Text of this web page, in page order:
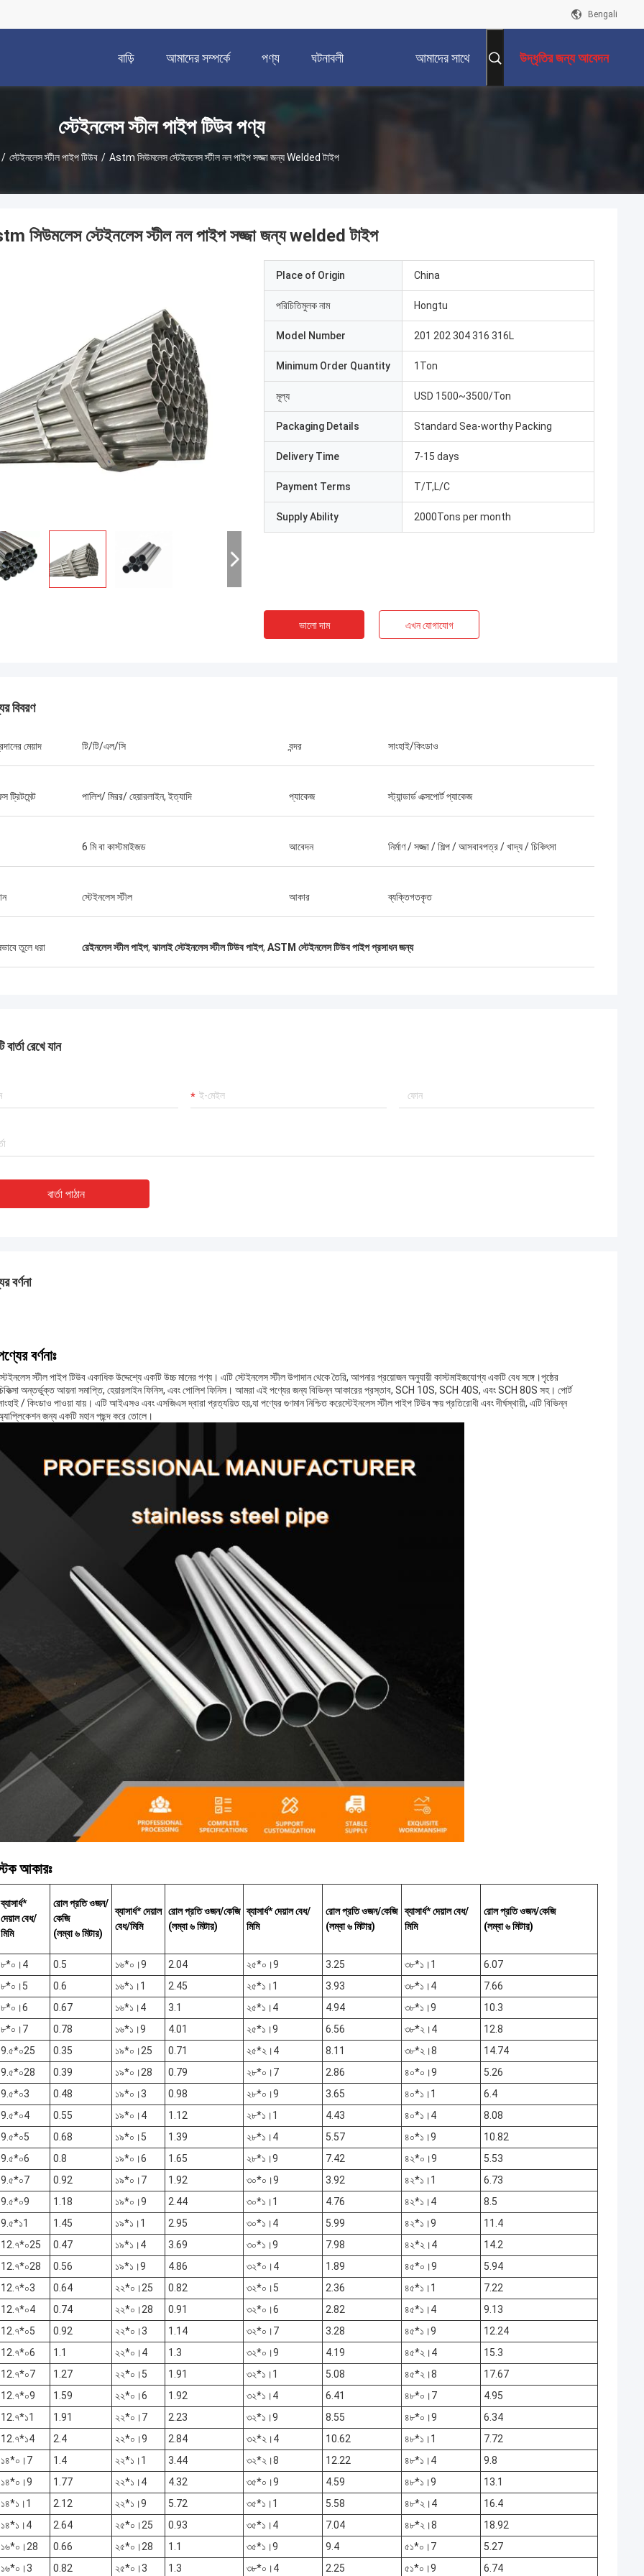
Bengali
বাড়ি আমাদের সম্পর্কে পণ্য ঘটনাবলী আমাদের সাথে উদ্ধৃতির জন্য আবেদন
স্টেইনলেস স্টীল পাইপ টিউব পণ্য
/ স্টেইনলেস স্টীল পাইপ টিউব / Astm সিউমলেস স্টেইনলেস স্টীল নল পাইপ সজ্জা জন্য Welded টাইপ
সিউমলেস স্টেইনলেস স্টীল নল পাইপ সজ্জা জন্য welded টাইপ
Place of Origin China
পরিচিতিমুলক নাম Hongtu
Model Number 201 202 304 316 316L
Minimum Order Quantity 1Ton
মূল্য USD 1500~3500/Ton
Packaging Details Standard Sea-worthy Packing
Delivery Time 7-15 days
Payment Terms T/T,L/C
Supply Ability 2000Tons per month
ভালো দাম এখন যোগাযোগ
বিবরণ
মেয়াদ টি/টি/এল/সি বন্দর সাংহাই/কিংডাও
ট্রিটমেন্ট পালিশ/ মিরর/ হেয়ারলাইন, ইত্যাদি প্যাকেজ স্ট্যান্ডার্ড এক্সপোর্ট প্যাকেজ
6 মি বা কাস্টমাইজড আবেদন নির্মাণ / সজ্জা / শিল্প / আসবাবপত্র / খাদ্য / চিকিৎসা
স্টেইনলেস স্টীল আকার ব্যক্তিগতকৃত
তুলে ধরা রেইনলেস স্টীল পাইপ, ঝালাই স্টেইনলেস স্টীল টিউব পাইপ, ASTM স্টেইনলেস টিউব পাইপ প্রসাধন জন্য
বার্তা রেখে যান
বার্তা পাঠান
বর্ণনা
বর্ণনাঃ
স্টীল পাইপ টিউব একাধিক উদ্দেশ্যে একটি উচ্চ মানের পণ্য। এটি স্টেইনলেস স্টীল উপাদান থেকে তৈরি, আপনার প্রয়োজন অনুযায়ী কাস্টমাইজযোগ্য একটি বেধ সঙ্গে।পৃষ্ঠের
অন্তর্ভুক্ত আয়না সমাপ্তি, হেয়ারলাইন ফিনিস, এবং পোলিশ ফিনিস। আমরা এই পণ্যের জন্য বিভিন্ন আকারের প্রস্তাব, SCH 10S, SCH 40S, এবং SCH 80S সহ। পোর্ট
/ কিংডাও পাওয়া যায়। এটি আইএসও এবং এসজিএস দ্বারা প্রত্যয়িত হয়,যা পণ্যের গুণমান নিশ্চিত করেস্টেইনলেস স্টীল পাইপ টিউব ক্ষয় প্রতিরোধী এবং দীর্ঘস্থায়ী, এটি বিভিন্ন
জন্য একটি মহান পছন্দ করে তোলে।
আকারঃ
ব্যাসার্ধ*
দেয়াল বেধ/
মিমি
রোল প্রতি ওজন/
কেজি
(লম্বা ৬ মিটার)
ব্যাসার্ধ* দেয়াল
বেধ/মিমি
রোল প্রতি ওজন/কেজি
(লম্বা ৬ মিটার)
ব্যাসার্ধ* দেয়াল বেধ/
মিমি
রোল প্রতি ওজন/কেজি
(লম্বা ৬ মিটার)
ব্যাসার্ধ* দেয়াল বেধ/
মিমি
রোল প্রতি ওজন/কেজি
(লম্বা ৬ মিটার)
৮*০।4 0.5 ১৬*০।9 2.04 ২৫*০।9 3.25 ৩৮*১।1
6.07
৮*০।5
0.6 ১৬*১।1 2.45 ২৫*১।1 3.93 ৩৮*১।4
7.66
৮*০।6
0.67 ১৬*১।4 3.1 ২৫*১।4 4.94 ৩৮*১।9
10.3
৮*০।7
0.78 ১৬*১।9 4.01 ২৫*১।9 6.56 ৩৮*২।4
12.8
9.৫*০25
0.35 ১৯*০।25 0.71 ২৫*২।4 8.11 ৩৮*২।8
14.74
9.৫*০28
0.39 ১৯*০।28 0.79 ২৮*০।7 2.86 ৪০*০।9
5.26
9.৫*০3
0.48 ১৯*০।3 0.98 ২৮*০।9 3.65 ৪০*১।1
6.4
9.৫*০4
0.55 ১৯*০।4 1.12 ২৮*১।1 4.43 ৪০*১।4
8.08
9.৫*০5
0.68 ১৯*০।5 1.39 ২৮*১।4 5.57 ৪০*১।9
10.82
9.৫*০6
0.8 ১৯*০।6 1.65 ২৮*১।9 7.42 ৪২*০।9
5.53
9.৫*০7
0.92 ১৯*০।7 1.92 ৩০*০।9 3.92 ৪২*১।1
6.73
9.৫*০9
1.18 ১৯*০।9 2.44 ৩০*১।1 4.76 ৪২*১।4
8.5
9.৫*১1
1.45 ১৯*১।1 2.95 ৩০*১।4 5.99 ৪২*১।9
11.4
12.৭*০25
0.47 ১৯*১।4 3.69 ৩০*১।9 7.98 ৪২*২।4
14.2
12.৭*০28
0.56 ১৯*১।9 4.86 ৩২*০।4 1.89 ৪৫*০।9
5.94
12.৭*০3
0.64 ২২*০।25 0.82 ৩২*০।5 2.36 ৪৫*১।1
7.22
12.৭*০4
0.74 ২২*০।28 0.91 ৩২*০।6 2.82 ৪৫*১।4
9.13
12.৭*০5
0.92 ২২*০।3 1.14 ৩২*০।7 3.28 ৪৫*১।9
12.24
12.৭*০6
1.1 ২২*০।4 1.3 ৩২*০।9 4.19 ৪৫*২।4
15.3
12.৭*০7
1.27 ২২*০।5 1.91 ৩২*১।1 5.08 ৪৫*২।8
17.67
12.৭*০9
1.59 ২২*০।6 1.92 ৩২*১।4 6.41 ৪৮*০।7
4.95
12.৭*১1
1.91 ২২*০।7 2.23 ৩২*১।9 8.55 ৪৮*০।9
6.34
12.৭*১4
2.4 ২২*০।9 2.84 ৩২*২।4 10.62 ৪৮*১।1
7.72
১৪*০।7
1.4 ২২*১।1 3.44 ৩২*২।8 12.22 ৪৮*১।4
9.8
১৪*০।9
1.77 ২২*১।4 4.32 ৩৫*০।9 4.59 ৪৮*১।9
13.1
১৪*১।1
2.12 ২২*১।9 5.72 ৩৫*১।1 5.58 ৪৮*২।4
16.4
১৪*১।4
2.64 ২৫*০।25 0.93 ৩৫*১।4 7.04 ৪৮*২।8
18.92
১৬*০।28
0.66 ২৫*০।28 1.1 ৩৫*১।9 9.4 ৫১*০।7
5.27
১৬*০।3
0.82 ২৫*০।3 1.3 ৩৮*০।4 2.25 ৫১*০।9 6.74